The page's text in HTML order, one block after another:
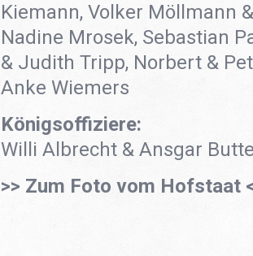
Kiemann, Volker Möllmann
Nadine Mrosek, Sebastian
& Judith Tripp, Norbert &
Anke Wiemers
Königsoffiziere:
Willi Albrecht & Ansgar
>> Zum Foto vom Hofstaat